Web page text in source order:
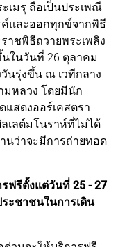
เมรุ ถือเป็นประเพณี
ค์และออกทุกข์จากพิธี
าชพิธีถวายพระเพลิง
ในวันที่ 26 ตุลาคม
วันรุ่งขึ้น ณ เวทีกลาง
มหลวง โดยมีนัก
แสดงออร์เคสตรา
เลต์มโนราห์ที่ไม่ได้
นว่าจะมีการถ่ายทอด
ฟรีตั้งแต่วันที่ 25 - 27
ะชาชนในการเดิน